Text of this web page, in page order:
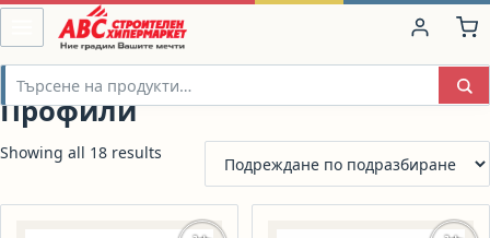
Профили
Showing all 18 results